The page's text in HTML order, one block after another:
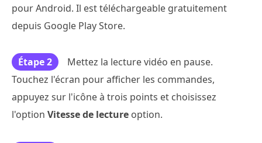
pour Android. Il est téléchargeable gratuitement
depuis Google Play Store.
Étape 2
Mettez la lecture vidéo en pause.
Touchez l'écran pour afficher les commandes,
appuyez sur l'icône à trois points et choisissez
l'option Vitesse de lecture option.